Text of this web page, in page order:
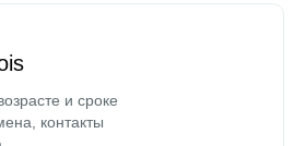
и сроке
контакты